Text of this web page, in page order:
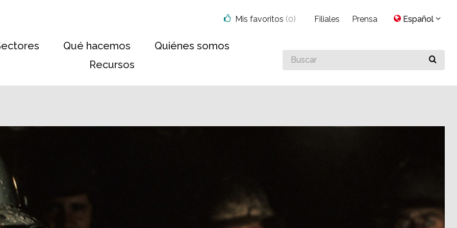
Qué hacemos
Quiénes somos
Recursos
Buscar
algo
Mis favoritos (0) Filiales Prensa Español